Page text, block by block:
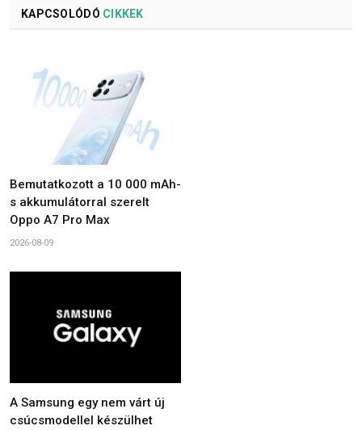
KAPCSOLÓDÓ CIKKEK
Bemutatkozott a 10 000 mAh-
s akkumulátorral szerelt
Oppo A7 Pro Max
2026-08-09
A Samsung egy nem várt új
csúcsmodellel készülhet